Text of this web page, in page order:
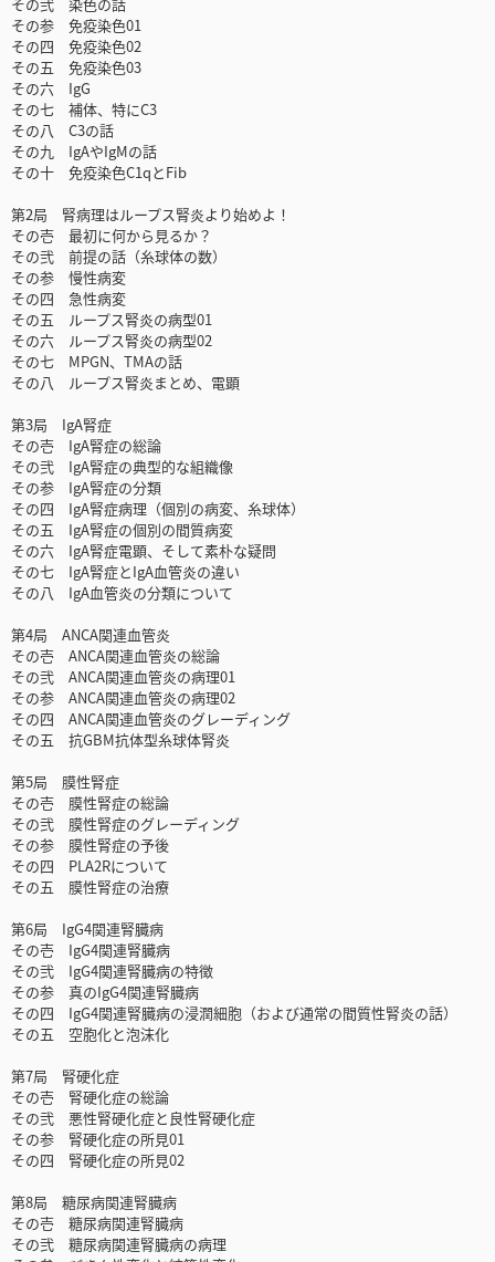
その参 免疫染色01
その四 免疫染色02
その五 免疫染色03
その六 IgG
その七 補体、特にC3
その八 C3の話
その九 IgAやIgMの話
その十 免疫染色C1qとFib
第2局 腎病理はループス腎炎より始めよ！
その壱 最初に何から見るか？
その弐 前提の話（糸球体の数）
その参 慢性病変
その四 急性病変
その五 ループス腎炎の病型01
その六 ループス腎炎の病型02
その七 MPGN、TMAの話
その八 ループス腎炎まとめ、電顕
第3局 IgA腎症
その壱 IgA腎症の総論
その弐 IgA腎症の典型的な組織像
その参 IgA腎症の分類
その四 IgA腎症病理（個別の病変、糸球体）
その五 IgA腎症の個別の間質病変
その六 IgA腎症電顕、そして素朴な疑問
その七 IgA腎症とIgA血管炎の違い
その八 IgA血管炎の分類について
第4局 ANCA関連血管炎
その壱 ANCA関連血管炎の総論
その弐 ANCA関連血管炎の病理01
その参 ANCA関連血管炎の病理02
その四 ANCA関連血管炎のグレーディング
その五 抗GBM抗体型糸球体腎炎
第5局 膜性腎症
その壱 膜性腎症の総論
その弐 膜性腎症のグレーディング
その参 膜性腎症の予後
その四 PLA2Rについて
その五 膜性腎症の治療
第6局 IgG4関連腎臓病
その壱 IgG4関連腎臓病
その弐 IgG4関連腎臓病の特徴
その参 真のIgG4関連腎臓病
その四 IgG4関連腎臓病の浸潤細胞（および通常の間質性腎炎の話）
その五 空胞化と泡沫化
第7局 腎硬化症
その壱 腎硬化症の総論
その弐 悪性腎硬化症と良性腎硬化症
その参 腎硬化症の所見01
その四 腎硬化症の所見02
第8局 糖尿病関連腎臓病
その壱 糖尿病関連腎臓病
その弐 糖尿病関連腎臓病の病理